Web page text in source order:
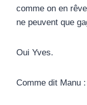
comme on en
ne peuvent que
Oui Yves.
Comme dit Manu